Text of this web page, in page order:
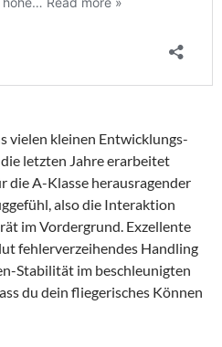
vielen kleinen Entwicklungs-
letzten Jahre erarbeitet
die A-Klasse herausragender
also die Interaktion
im Vordergrund. Exzellente
fehlerverzeihendes Handling
Stabilität im beschleunigten
du dein fliegerisches Können